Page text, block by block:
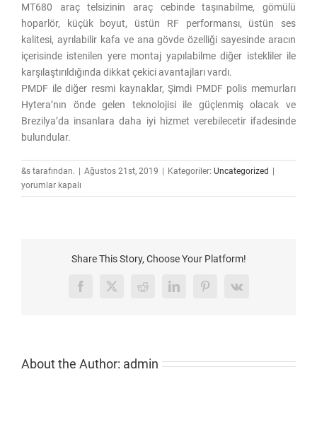
MT680 araç telsizinin araç cebinde taşınabilme, gömülü
hoparlör, küçük boyut, üstün RF performansı, üstün ses
kalitesi, ayrılabilir kafa ve ana gövde özelliği sayesinde aracın
içerisinde istenilen yere montaj yapılabilme diğer istekliler ile
karşılaştırıldığında dikkat çekici avantajları vardı.
PMDF ile diğer resmi kaynaklar, Şimdi PMDF polis memurları
Hytera’nın önde gelen teknolojisi ile güçlenmiş olacak ve
Brezilya’da insanlara daha iyi hizmet verebilecetir ifadesinde
bulundular.
&s tarafından. | Ağustos 21st, 2019 | Kategoriler: Uncategorized |
Askeri
yorumlar kapalı
Share This Story, Choose Your Platform!
Facebook
X RedditLinkedInPinterest
Vk
About the Author: admin